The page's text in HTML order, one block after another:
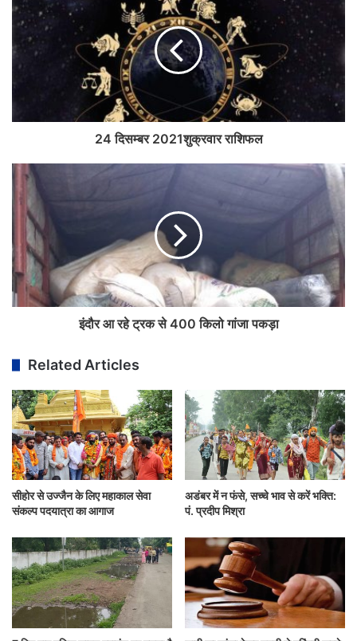
24 दिसम्बर 2021शुक्रवार राशिफल
इंदौर आ रहे ट्रक से 400 किलो गांजा पकड़ा
Related Articles
सीहोर से उज्जैन के लिए महाकाल सेवा
संकल्प पदयात्रा का आगाज
अडंबर में न फंसे, सच्चे भाव से करें भक्ति:
पं. प्रदीप मिश्रा